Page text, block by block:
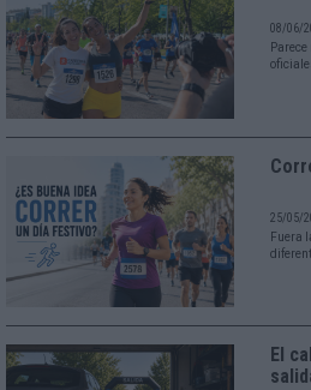
08/06/
25/05/
Fuera
El